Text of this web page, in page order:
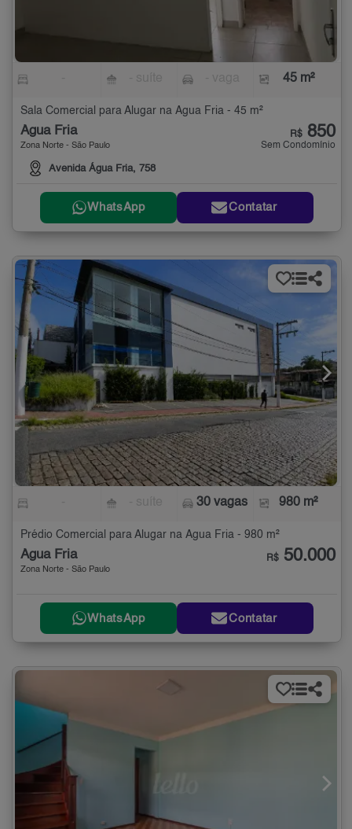
45 m²
Sala Comercial para Alugar na Água Fria - 45 m²
Água Fria
Zona Norte - São Paulo
Avenida Água Fria, 758
R$ 850
Sem Condomínio
WhatsApp Contatar
30 vagas 980 m²
Prédio Comercial para Alugar na Água Fria - 980 m²
Água Fria
Zona Norte - São Paulo
R$ 50.000
WhatsApp Contatar